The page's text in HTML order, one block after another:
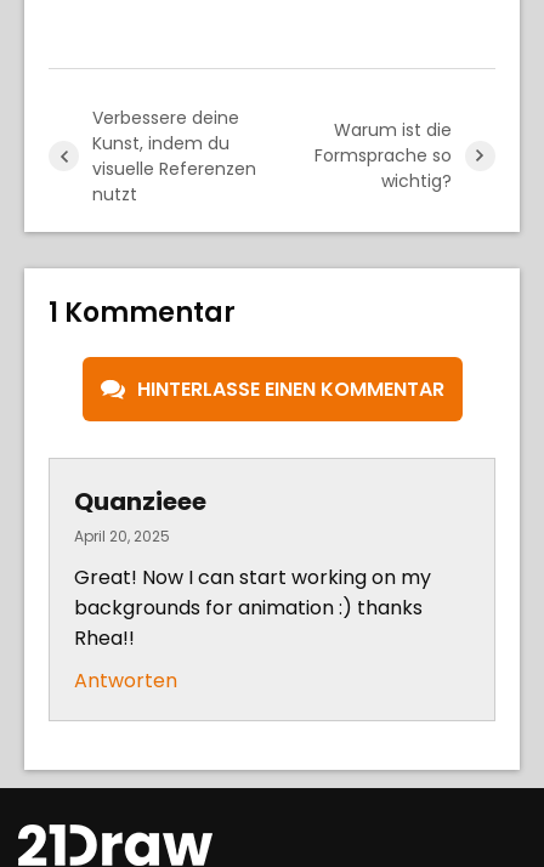
Verbessere deine
Kunst, indem du
visuelle Referenzen
nutzt
Warum ist die
Formsprache so
wichtig?
1 Kommentar
HINTERLASSE EINEN KOMMENTAR
Quanzieee
April 20, 2025
Great! Now I can start working on my
backgrounds for animation :) thanks
Rhea!!
Antworten